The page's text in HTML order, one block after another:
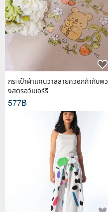
กระเป๋าผ้าแคนวาสลายควอกก้ากับพว
งสตรอว์เบอร์รี
577฿